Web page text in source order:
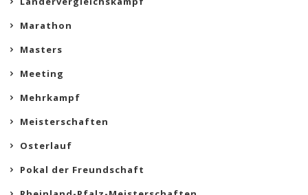
Marathon
Masters
Meeting
Mehrkampf
Meisterschaften
Osterlauf
Pokal der Freundschaft